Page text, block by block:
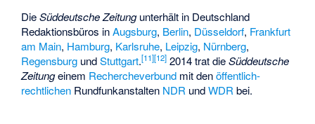
DieSüddeutsche Zeitungunterhält in Deutschland
Redaktionsbüros inAugsburg, Berlin, Düsseldorf, Frankfurt
am Main, Hamburg, Karlsruhe, Leipzig, Nürnberg,
Regensburg undStuttgart.[11][12] 2014 trat dieSüddeutsche
Zeitungeinem Rechercheverbund mit denöffentlich-
rechtlichen Rundfunkanstalten NDR undWDR bei.